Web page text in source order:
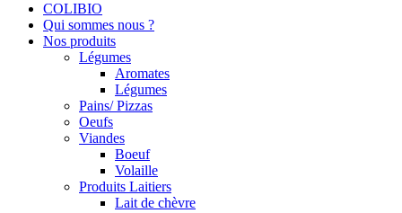
COLIBIO
Qui sommes nous ?
Nos produits
Légumes
Aromates
Légumes
Pains/ Pizzas
Oeufs
Viandes
Boeuf
Volaille
Produits Laitiers
Lait de chèvre